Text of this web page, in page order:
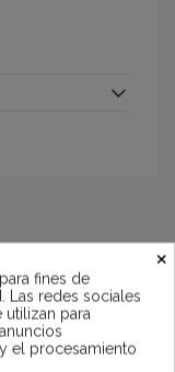
×
fines de
Las redes sociales
para
el procesamiento